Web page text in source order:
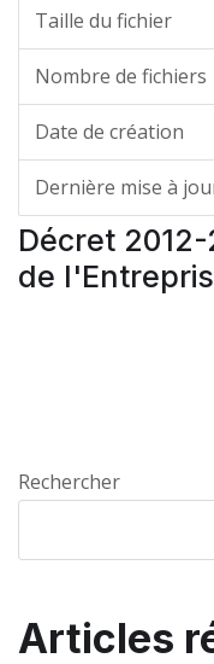
Taille du fichier
Nombre de fichiers
Date de création
Dernière mise à
Décret
de
Rechercher
Articles